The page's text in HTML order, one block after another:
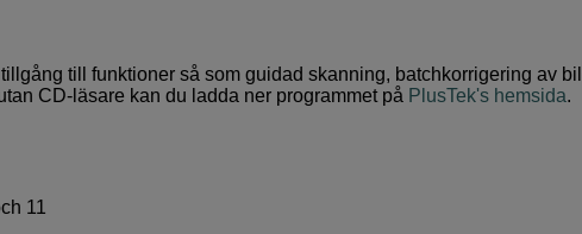
till funktioner så som guidad skanning, batchkorrigering av
CD-läsare kan du ladda ner programmet på PlusTek's hemsida.
11